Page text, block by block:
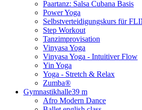
Paartanz: Salsa Cubana Basis
Power Yoga
Selbstverteidigungskurs für
Step Workout
Tanzimprovisation
Vinyasa Yoga
Vinyasa Yoga - Intuitiver Flow
Yin Yoga
Yoga - Stretch & Relax
Zumba®
Gymnastikhalle39 m
Afro Modern Dance